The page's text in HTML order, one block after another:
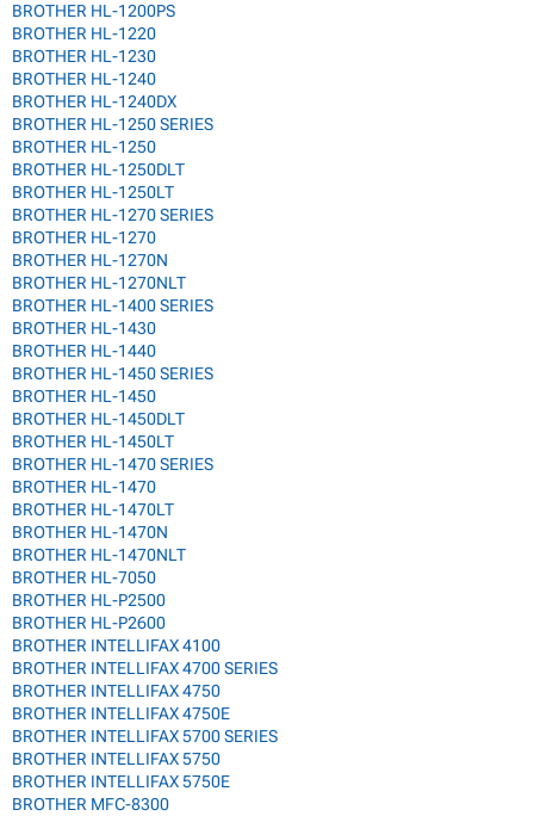
BROTHER HL-1200PS
BROTHER HL-1220
BROTHER HL-1230
BROTHER HL-1240
BROTHER HL-1240DX
BROTHER HL-1250 SERIES
BROTHER HL-1250
BROTHER HL-1250DLT
BROTHER HL-1250LT
BROTHER HL-1270 SERIES
BROTHER HL-1270
BROTHER HL-1270N
BROTHER HL-1270NLT
BROTHER HL-1400 SERIES
BROTHER HL-1430
BROTHER HL-1440
BROTHER HL-1450 SERIES
BROTHER HL-1450
BROTHER HL-1450DLT
BROTHER HL-1450LT
BROTHER HL-1470 SERIES
BROTHER HL-1470
BROTHER HL-1470LT
BROTHER HL-1470N
BROTHER HL-1470NLT
BROTHER HL-7050
BROTHER HL-P2500
BROTHER HL-P2600
BROTHER INTELLIFAX 4100
BROTHER INTELLIFAX 4700 SERIES
BROTHER INTELLIFAX 4750
BROTHER INTELLIFAX 4750E
BROTHER INTELLIFAX 5700 SERIES
BROTHER INTELLIFAX 5750
BROTHER INTELLIFAX 5750E
BROTHER MFC-8300